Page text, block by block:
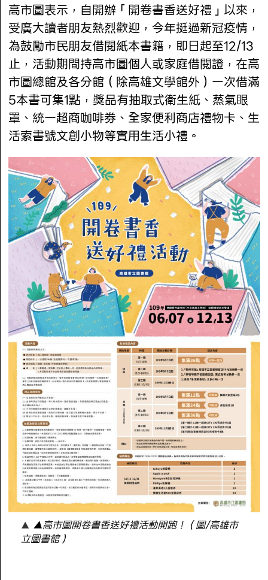
高市圖表示，自開辦「開卷書香送好禮」以來，
受廣大讀者朋友熱烈歡迎，今年挺過新冠疫情，
為鼓勵市民朋友借閱紙本書籍，即日起至12/13
止，活動期間持高市圖個人或家庭借閱證，在高
市圖總館及各分館（除高雄文學館外）一次借滿
5本書可集1點，獎品有抽取式衛生紙、蒸氣眼
罩、統一超商咖啡券、全家便利商店禮物卡、生
活索書號文創小物等實用生活小禮。
▲高市圖開卷書香送好禮活動開跑！（圖/高雄市
立圖書館）